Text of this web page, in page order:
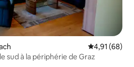
Note
4,91 (68)
sud à la périphérie de Graz